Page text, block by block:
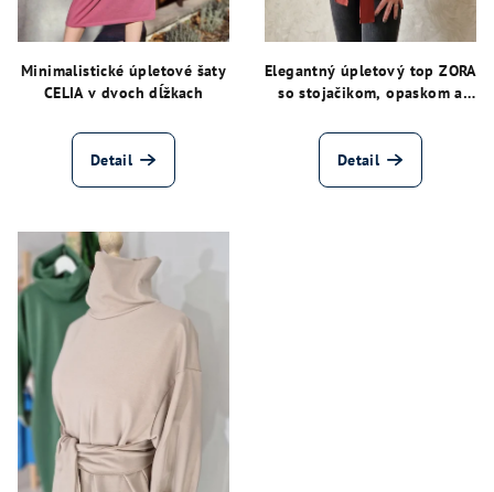
Minimalistické úpletové šaty
CELIA v dvoch dĺžkach
Detail
Elegantný úpletový top ZORA
so stojačikom, opaskom a
Detail